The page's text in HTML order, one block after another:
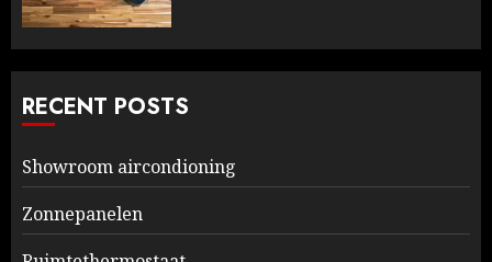
RECENT POSTS
Showroom aircondioning
Zonnepanelen